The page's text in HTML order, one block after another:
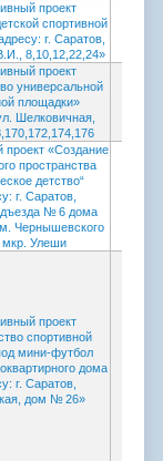
проект
спортивной
г. Саратов,
8,10,12,22,24»
проект
универсальной
площадки»
Шелковичная,
проект «Создание
пространства
детство“
г. Саратов,
№ 6 дома
Чернышевского
мкр. Улеши
проект
спортивной
мини-футбол
дома
г. Саратов,
дом № 26»